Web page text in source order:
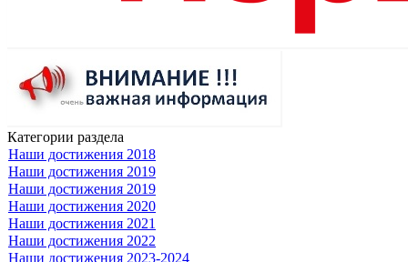
Категории раздела
Наши достижения 2018
Наши достижения 2019
Наши достижения 2019
Наши достижения 2020
Наши достижения 2021
Наши достижения 2022
Наши достижения 2023-2024